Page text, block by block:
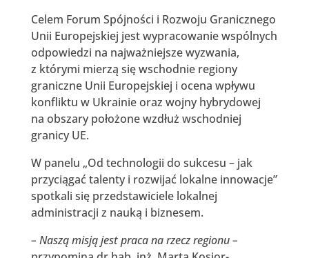
Celem Forum Spójności i Rozwoju Granicznego
Unii Europejskiej jest wypracowanie wspólnych
odpowiedzi na najważniejsze wyzwania,
z którymi mierzą się wschodnie regiony
graniczne Unii Europejskiej i ocena wpływu
konfliktu w Ukrainie oraz wojny hybrydowej
na obszary położone wzdłuż wschodniej
granicy UE.
W panelu „Od technologii do sukcesu – jak
przyciągać talenty i rozwijać lokalne innowacje”
spotkali się przedstawiciele lokalnej
administracji z nauką i biznesem.
– Naszą misją jest praca na rzecz regionu –